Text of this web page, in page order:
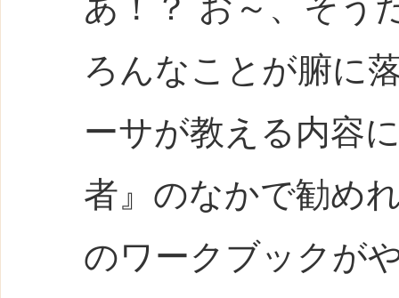
ろんなことが腑に
ーサが教える内容
者』のなかで勧め
のワークブックが